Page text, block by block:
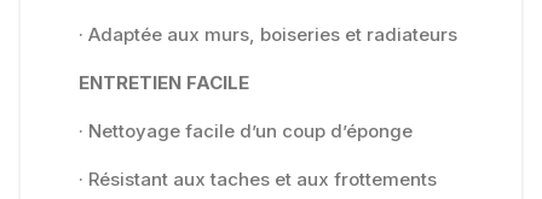
· Adaptée aux murs, boiseries et radiateurs
ENTRETIEN FACILE
· Nettoyage facile d’un coup d’éponge
· Résistant aux taches et aux frottements